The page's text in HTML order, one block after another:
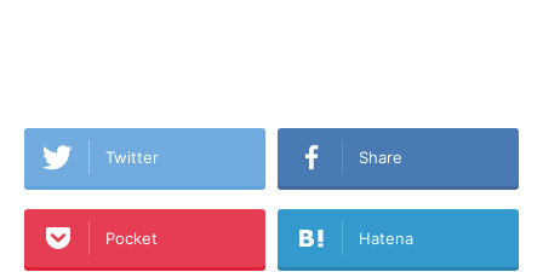
Twitter Share
Pocket Hatena